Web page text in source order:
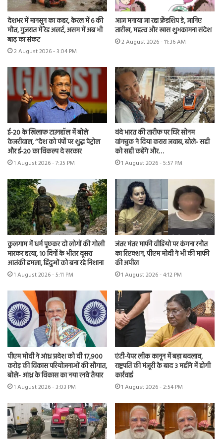
देशभर में मानसून का कहर, केरल में 6 की
मौत, गुजरात में रेड अलर्ट, असम में अब भी
बाढ़ का संकट
2 August 2026 - 3:04 PM
आज मनाया जा रहा फ्रेंडशिप डे, जानिए
तारीख, महत्व और खास शुभकामना संदेश
2 August 2026 - 11:36 AM
ई-20 के खिलाफ टाउनहॉल में बोले
केजरीवाल, ‘‘देश को पंपों पर शुद्ध पेट्रोल
और ई-20 का विकल्प दे सरकार
1 August 2026 - 7:35 PM
वंदे भारत की तारीफ पर घिरे सोनम
वांगचुक ने दिया करारा जवाब, बोले- सही
को सही कहेंगे और…
1 August 2026 - 5:57 PM
कुलगाम में धर्म पूछकर दो लोगों की गोली
मारकर हत्या, 10 दिनों के भीतर दूसरा
आतंकी हमला, हिंदुओं को बना रहे निशाना
1 August 2026 - 5:11 PM
जंतर मंतर माफी वीडियो पर कंगना रनौत
का रिएक्शन, पीएम मोदी ने भी की माफी
की अपील
1 August 2026 - 4:12 PM
पीएम मोदी ने आंध्र प्रदेश को दी 17,900
करोड़ की विकास परियोजनाओं की सौगात,
बोले- आंध्र के विकास का नया रनवे तैयार
1 August 2026 - 3:03 PM
एंटी-पेपर लीक कानून में बड़ा बदलाव,
राष्ट्रपति की मंजूरी के बाद 3 महीने में होगी
कार्रवाई
1 August 2026 - 2:54 PM